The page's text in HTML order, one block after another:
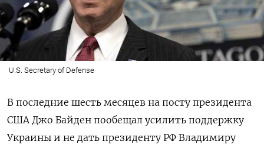
U.S. Secretary of Defense
В последние шесть месяцев на посту президента
США Джо Байден пообещал усилить поддержку
Украины и не дать президенту РФ Владимиру